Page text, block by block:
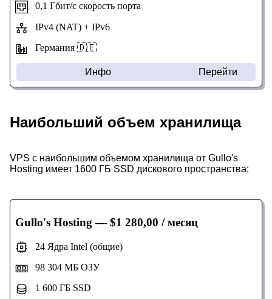
0,1 Гбит/с скорость порта
IPv4 (NAT) + IPv6
Германия 🇩🇪
Инфо Перейти
Наибольший объем хранилища
VPS с наибольшим объемом хранилища от Gullo's
Hosting имеет 1600 ГБ SSD дискового пространства:
Gullo's Hosting— $1 280,00 / месяц
24 Ядра Intel (общие)
98 304 МБ ОЗУ
1 600 ГБ SSD